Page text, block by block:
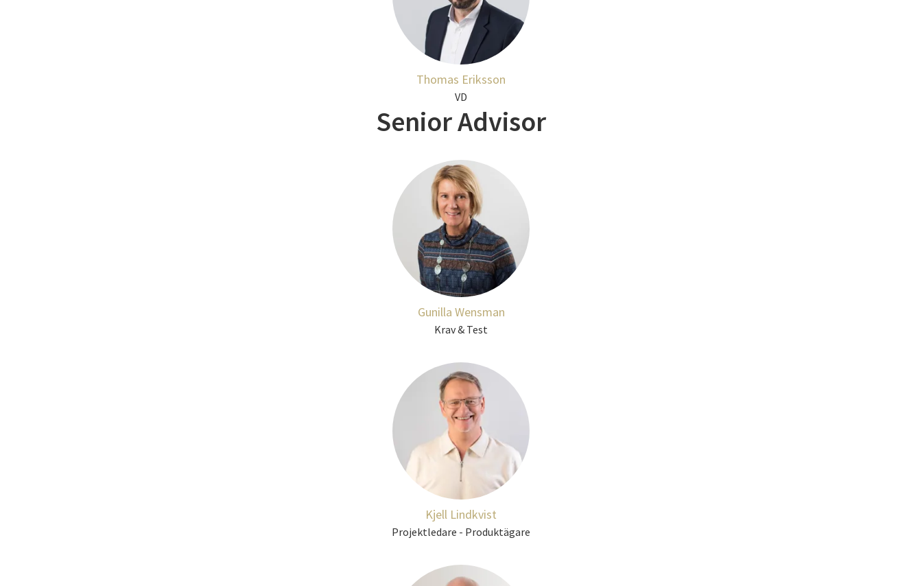
Thomas Eriksson
VD
Senior Advisor
Gunilla Wensman
Krav & Test
Kjell Lindkvist
Projektledare - Produktägare